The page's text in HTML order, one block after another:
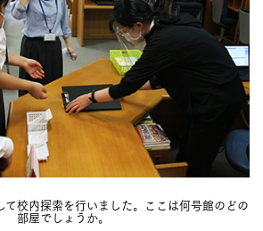
て校内探索を行いました。ここは何号館のどの
部屋でしょうか。